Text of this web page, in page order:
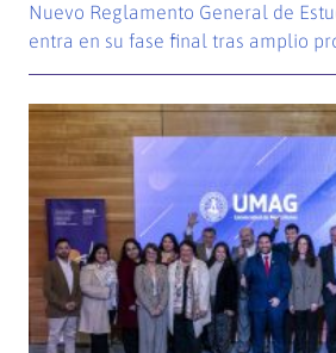
Nuevo Reglamento General de
entra en su fase final tras amplio